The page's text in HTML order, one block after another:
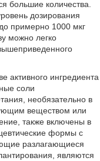
большие количества.
дозирования
примерно 1000 мкг
можно легко
активного ингредиента
соли
необязательно в
веществом или
также включены в
формы с
разлагающиеся
являются